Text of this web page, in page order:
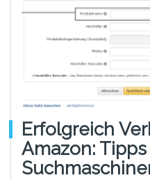
Erfolgreich
Amazon: